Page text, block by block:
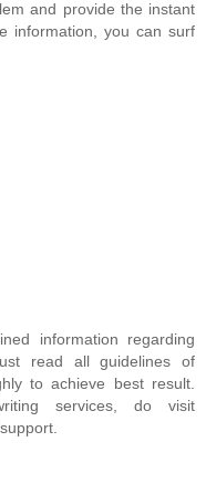
and provide the instant
information, you can surf
information regarding
read all guidelines of
to achieve best result.
services, do visit